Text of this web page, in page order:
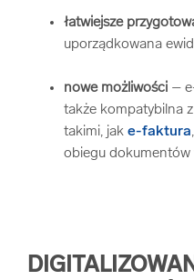
łatwiejsze
uporządkowana
nowe możliwości –
także kompatybilna
takimi, jak e-faktura
obiegu dokumentów